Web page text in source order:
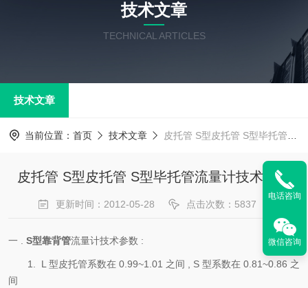
技术文章
TECHNICAL ARTICLES
技术文章
当前位置： 首页 技术文章 皮托管 S型皮托管 S型毕托管流量计技术标准
皮托管 S型皮托管 S型毕托管流量计技术标准
更新时间：2012-05-28 点击次数：5837
一 . S型靠背管流量计技术参数 :
1. L 型皮托管系数在 0.99~1.01 之间 , S 型系数在 0.81~0.86 之
间
电话咨询
微信咨询